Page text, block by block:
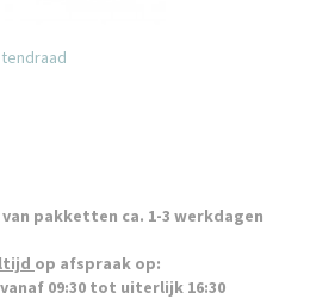
pakketten ca. 1-3 werkdagen
op afspraak op:
09:30 tot uiterlijk 16:30